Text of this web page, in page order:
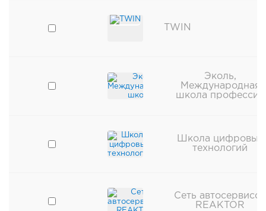
TWIN
Эколь,
Международная
школа профессий
Школа цифровых
технологий
Сеть автосервисов
REAKTOR